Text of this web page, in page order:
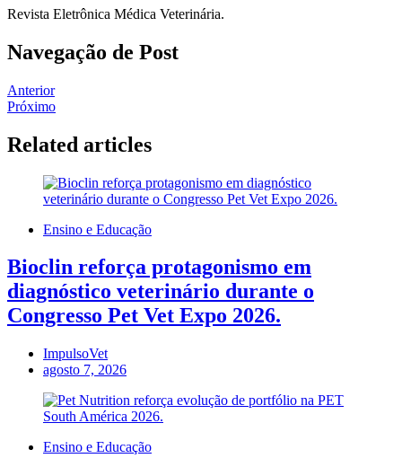
Revista Eletrônica Médica Veterinária.
Navegação de Post
Anterior
Próximo
Related articles
Ensino e Educação
Bioclin reforça protagonismo em
diagnóstico veterinário durante o
Congresso Pet Vet Expo 2026.
ImpulsoVet
agosto 7, 2026
Ensino e Educação